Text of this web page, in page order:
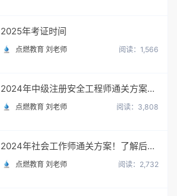
2025年考证时间
点燃教育 刘老师 阅读：1,566
2024年中级注册安全工程师通关方案！了解后，路走宽了！
点燃教育 刘老师 阅读：3,808
2024年社会工作师通关方案！了解后，路走宽了！
点燃教育 刘老师 阅读：2,732